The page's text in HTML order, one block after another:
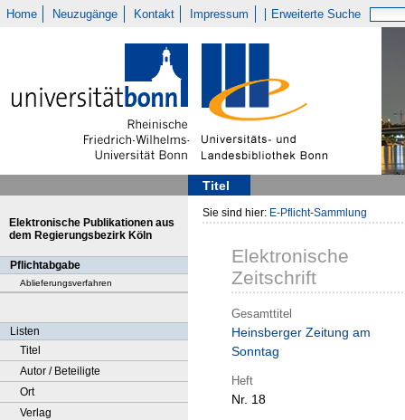
Home Neuzugänge Kontakt Impressum Erweiterte Suche
Titel
Elektronische Publikationen aus
dem Regierungsbezirk Köln
Pflichtabgabe
Ablieferungsverfahren
Listen
Titel
Autor / Beteiligte
Ort
Verlag
Sie sind hier: E-Pflicht-Sammlung
Elektronische
Zeitschrift
Gesamttitel
Heinsberger Zeitung am
Sonntag
Heft
Nr. 18